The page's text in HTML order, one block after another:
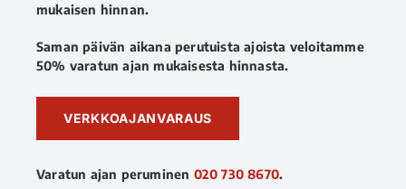
mukaisen hinnan.
Saman päivän aikana perutuista ajoista veloitamme
50% varatun ajan mukaisesta hinnasta.
VERKKOAJANVARAUS
Varatun ajan peruminen 020 730 8670.